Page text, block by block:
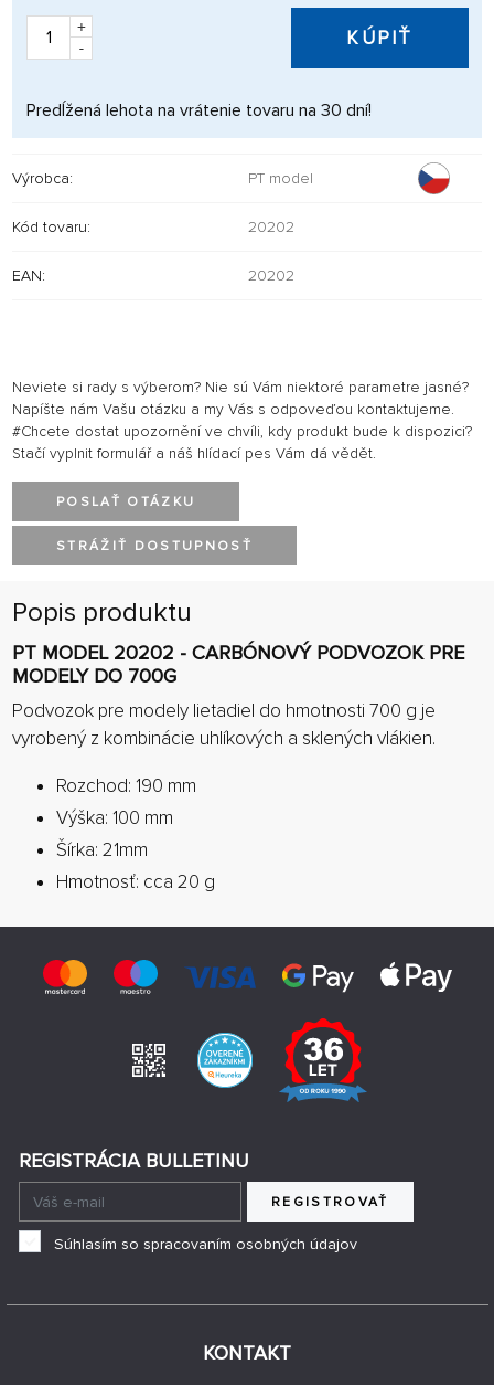
+
-
KÚPIŤ
Predĺžená lehota na vrátenie tovaru na 30 dní!
Výrobca: PT model
Kód tovaru: 20202
EAN: 20202
Neviete si rady s výberom? Nie sú Vám niektoré parametre jasné?
Napíšte nám Vašu otázku a my Vás s odpoveďou kontaktujeme.
#Chcete dostat upozornění ve chvíli, kdy produkt bude k dispozici?
Stačí vyplnit formulář a náš hlídací pes Vám dá vědět.
POSLAŤ OTÁZKU
STRÁŽIŤ DOSTUPNOSŤ
Popis produktu
PT MODEL 20202 - CARBÓNOVÝ PODVOZOK PRE
MODELY DO 700G
Podvozok pre modely lietadiel do hmotnosti 700 g je
vyrobený z kombinácie uhlíkových a sklených vlákien.
Rozchod: 190 mm
Výška: 100 mm
Šírka: 21mm
Hmotnosť: cca 20 g
KONTAKT
REGISTRÁCIA BULLETINU
REGISTROVAŤ
Súhlasím so spracovaním osobných údajov